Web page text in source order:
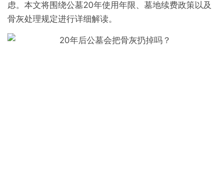
虑。本文将围绕公墓20年使用年限、墓地续费政策以及
骨灰处理规定进行详细解读。